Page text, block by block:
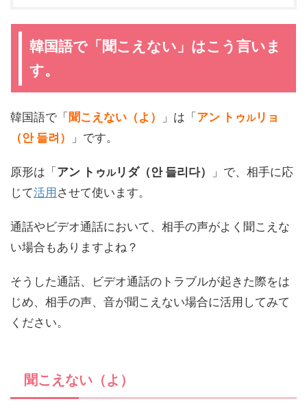
韓国語で「聞こえない」はこう言いま
す。
韓国語で「 聞こえない（よ） 」は「 アン トゥルリョ
（안 들려）
」です。
原形は「 アン トゥルリダ（안 들리다）
」で、相手に応
じて活用 させて使います。
通話やビデオ通話において、相手の声がよく聞こえな
い場合もありますよね？
そうした通話、ビデオ通話のトラブルが起きた際をは
じめ、相手の声、音が聞こえない場合に活用してみて
ください。
聞こえない（よ）